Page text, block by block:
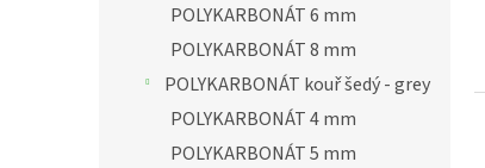
POLYKARBONÁT 6 mm
POLYKARBONÁT 8 mm
POLYKARBONÁT kouř šedý - grey
POLYKARBONÁT 4 mm
POLYKARBONÁT 5 mm